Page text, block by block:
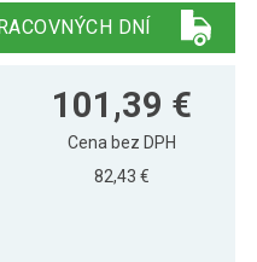
DNÍ
101,39 €
Cena bez DPH
82,43 €